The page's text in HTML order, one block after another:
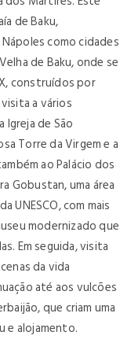
de Baku,
como cidades
de Baku, onde se
construídos por
a vários
de São
Torre da Virgem e a
ao Palácio dos
Gobustan, uma área
UNESCO, com mais
modernizado que
Em seguida, visita
da vida
até aos vulcões
que criam uma
e alojamento.